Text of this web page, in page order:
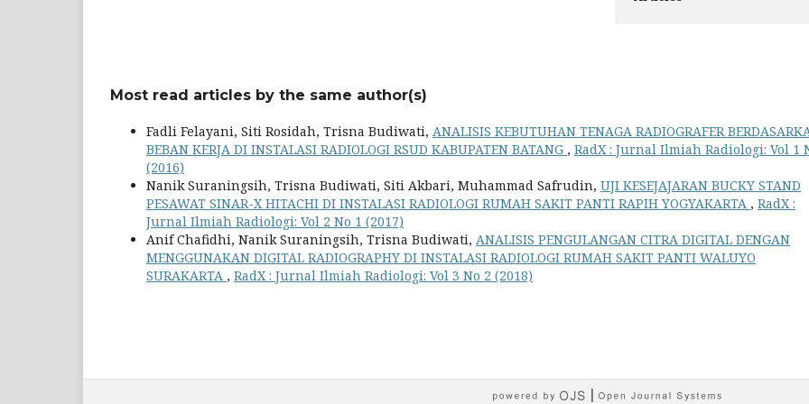
Most read articles by the same author(s)
Fadli Felayani, Siti Rosidah, Trisna Budiwati, ANALISIS KEBUTUHAN TENAGA RADIOGRAFER
BEBAN KERJA DI INSTALASI RADIOLOGI RSUD KABUPATEN BATANG , RadX : Jurnal Ilmiah Radiologi: Vol 1
(2016)
Nanik Suraningsih, Trisna Budiwati, Siti Akbari, Muhammad Safrudin, UJI KESEJAJARAN BUCKY STAND
PESAWAT SINAR-X HITACHI DI INSTALASI RADIOLOGI RUMAH SAKIT PANTI RAPIH YOGYAKARTA , RadX :
Jurnal Ilmiah Radiologi: Vol 2 No 1 (2017)
Anif Chafidhi, Nanik Suraningsih, Trisna Budiwati, ANALISIS PENGULANGAN CITRA DIGITAL DENGAN
MENGGUNAKAN DIGITAL RADIOGRAPHY DI INSTALASI RADIOLOGI RUMAH SAKIT PANTI WALUYO
SURAKARTA , RadX : Jurnal Ilmiah Radiologi: Vol 3 No 2 (2018)